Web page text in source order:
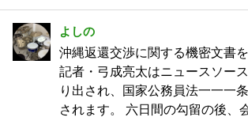
よしの
沖縄返還交渉に関する機密文書
記者・弓成亮太はニュースソー
り出され、国家公務員法一一一
されます。 六日間の勾留の後、